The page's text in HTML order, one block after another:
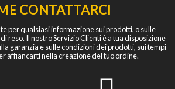
CONTATTARCI
per qualsiasi informazione sui prodotti, o sulle
reso. Il nostro Servizio Clienti è a tua disposizione
garanzia e sulle condizioni dei prodotti, sui tempi
affiancarti nella creazione del tuo ordine.